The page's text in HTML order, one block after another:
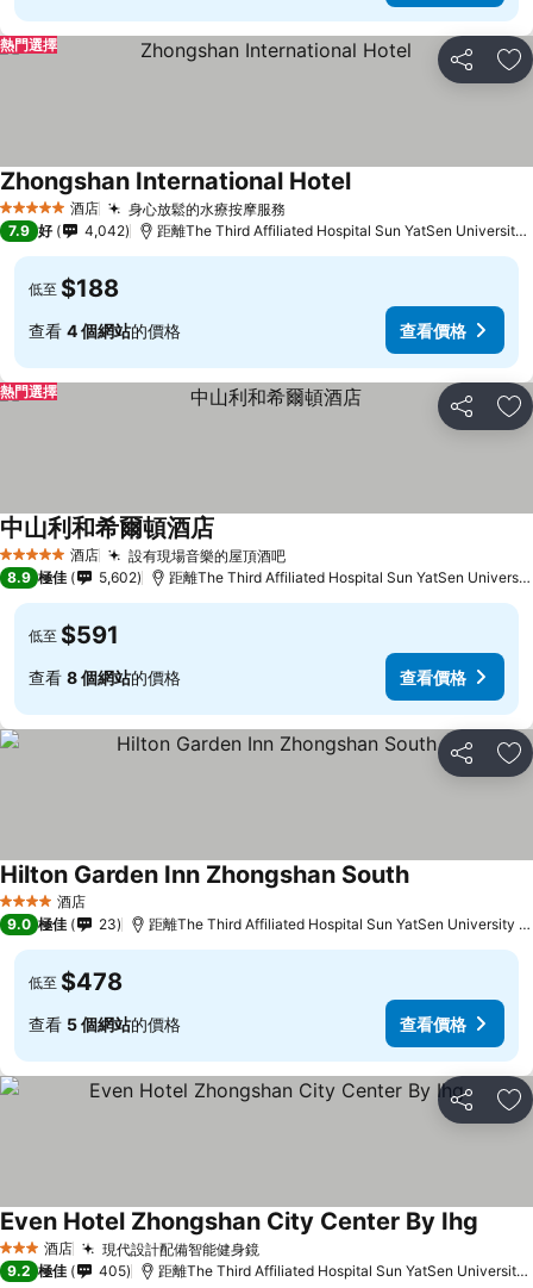
分享 放
熱門選擇
5 星級 酒店 身心放鬆的水療按摩服務
Zhongshan International Hotel查看價格
7.9 好 4,042 距離The Third Affiliated Hospital Sun YatSen University
低至 $188
查看 4 個網站的價格 查看價格
分享 放
熱門選擇
5 星級 酒店 設有現場音樂的屋頂酒吧查看價格
中山利和希爾頓酒店
8.9 極佳 5,602 距離The Third Affiliated Hospital Sun YatSen
低至 $591
查看 8 個網站的價格 查看價格
分享 放
4 星級 酒店
Hilton Garden Inn Zhongshan South查看價格
9.0 極佳 23 距離The Third Affiliated Hospital Sun YatSen University
低至 $478
查看 5 個網站的價格 查看價格
分享 放
3 星級 酒店 現代設計配備智能健身鏡查看價格
Even Hotel Zhongshan City Center By Ihg
9.2 極佳 405 距離The Third Affiliated Hospital Sun YatSen University